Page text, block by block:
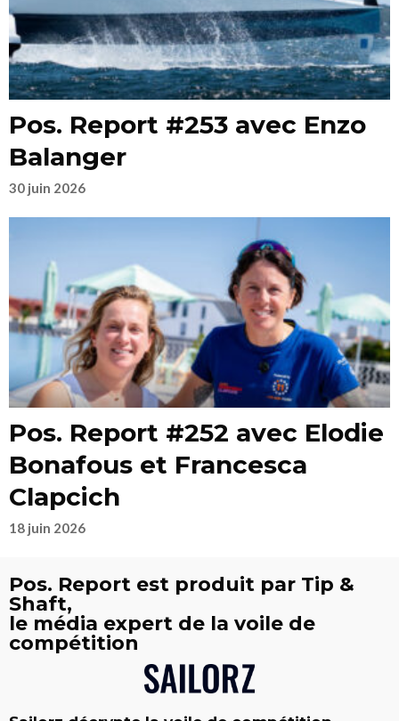
Pos. Report #253 avec Enzo
Balanger
30 juin 2026
Pos. Report #252 avec Elodie
Bonafous et Francesca
Clapcich
18 juin 2026
Pos. Report est produit par Tip &
Shaft,
le média expert de la voile de
compétition